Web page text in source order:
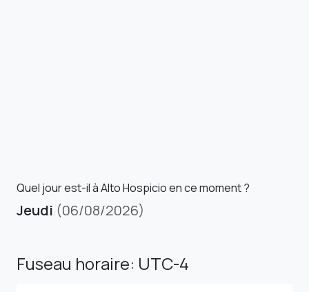
Quel jour est-il à Alto Hospicio en ce moment ?
Jeudi (06/08/2026)
Fuseau horaire: UTC-4